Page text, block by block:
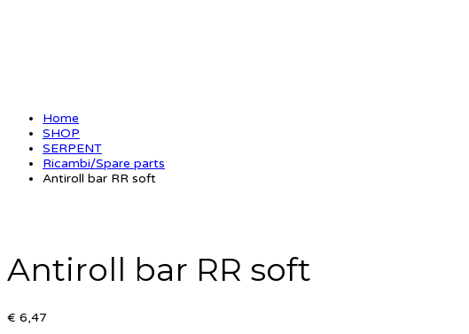
Home
SHOP
SERPENT
Ricambi/Spare parts
Antiroll bar RR soft
Antiroll bar RR soft
€ 6,47